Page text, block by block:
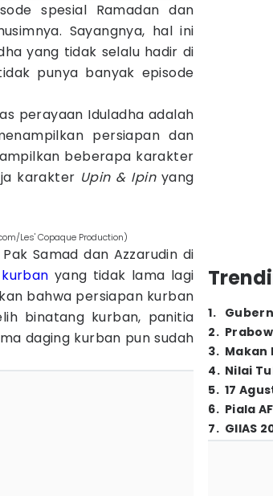
spesial Ramadan dan
Sayangnya, hal ini
yang tidak selalu hadir di
punya banyak episode
perayaan Iduladha adalah
persiapan dan
beberapa karakter
karakter Upin & Ipin yang
Les' Copaque Production)
Samad dan Azzarudin di
kurban yang tidak lama lagi
bahwa persiapan kurban
binatang kurban, panitia
daging kurban pun sudah
1.
2.
3. Makan
4. Nilai
5. 17
6. Piala
7. GIIAS